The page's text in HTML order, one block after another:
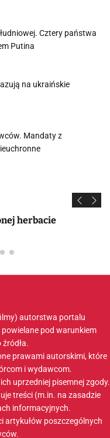
Cztery państwa
Putina
na ukraińskie
Mandaty z
herbacie
autorstwa portalu
pod warunkiem
prawami autorskimi, które
i wydawcom.
uprzedniej pisemnej zgody.
treści (m.in. na zasadzie
informacyjnych.
artykułów poszczególnych